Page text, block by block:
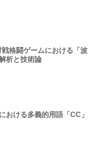
格闘ゲームにおける「波
析と技術論
おける多義的用語「CC」